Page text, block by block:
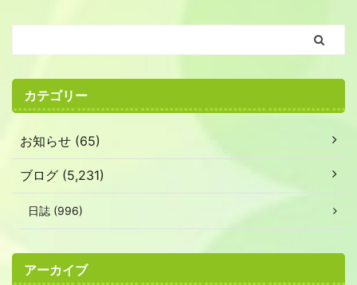
カテゴリー
お知らせ (65)
ブログ (5,231)
日誌 (996)
アーカイブ